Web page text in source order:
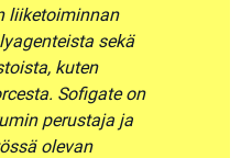
liiketoiminnan
sekä
kuten
Sofigate on
perustaja ja
olevan